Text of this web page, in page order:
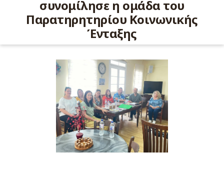
συνομίλησε η ομάδα του
Παρατηρητηρίου Κοινωνικής
Ένταξης